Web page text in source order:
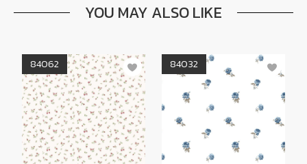
YOU MAY ALSO LIKE
84062 84032